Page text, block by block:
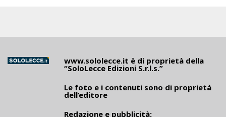
www.sololecce.it è di proprietà della
“SoloLecce Edizioni S.r.l.s.”
Le foto e i contenuti sono di proprietà
dell’editore
Redazione e pubblicità: